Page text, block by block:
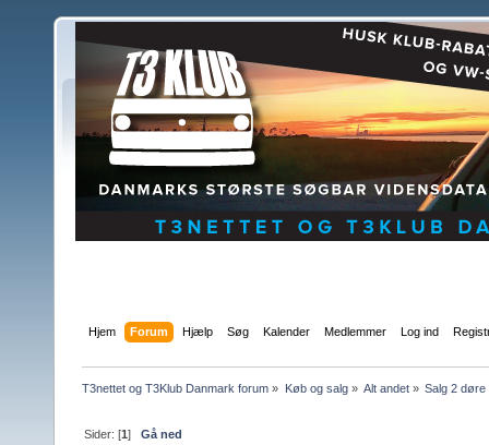
Hjem Forum Hjælp Søg Kalender Medlemmer Log ind
T3nettet og T3Klub Danmark forum » Køb og salg» Alt andet» Salg 2
Sider: [1]Gå ned